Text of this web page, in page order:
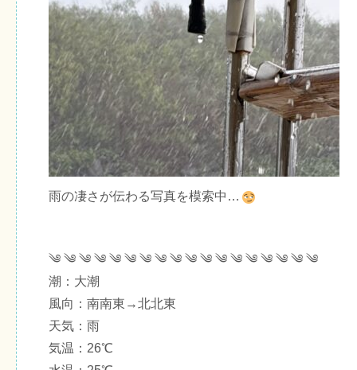
雨の凄さが伝わる写真を模索中…
༄ ༄ ༄ ༄ ༄ ༄ ༄ ༄ ༄ ༄ ༄ ༄ ༄ ༄ ༄ ༄ ༄ ༄
潮：大潮
風向：南南東→北北東
天気：雨
気温：26℃